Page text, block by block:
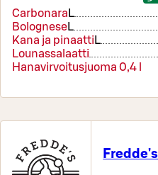
Carbonara L
BologneseL
Kana ja pinaatti L
Lounassalaatti
Hanavirvoitusjuoma 0,4 l
Fredde's